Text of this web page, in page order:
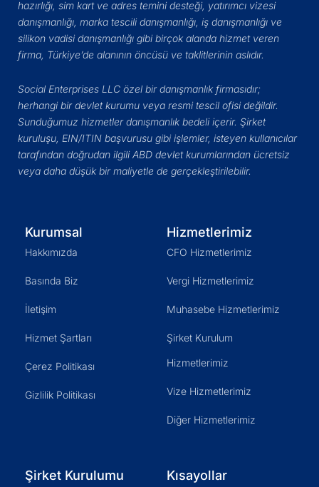
hazırlığı, sim kart ve adres temini desteği, yatırımcı vizesi
danışmanlığı, marka tescili danışmanlığı, iş danışmanlığı ve
silikon vadisi danışmanlığı gibi birçok alanda hizmet veren
firma, Türkiye’de alanının öncüsü ve taklitlerinin aslıdır.
Social Enterprises LLC özel bir danışmanlık firmasıdır;
herhangi bir devlet kurumu veya resmi tescil ofisi değildir.
Sunduğumuz hizmetler danışmanlık bedeli içerir. Şirket
kuruluşu, EIN/ITIN başvurusu gibi işlemler, isteyen kullanıcılar
tarafından doğrudan ilgili ABD devlet kurumlarından ücretsiz
veya daha düşük bir maliyetle de gerçekleştirilebilir.
Kurumsal
Hakkımızda
Basında Biz
İletişim
Hizmet Şartları
Çerez Politikası
Gizlilik Politikası
Hizmetlerimiz
CFO Hizmetlerimiz
Vergi Hizmetlerimiz
Muhasebe Hizmetlerimiz
Şirket Kurulum
Hizmetlerimiz
Vize Hizmetlerimiz
Diğer Hizmetlerimiz
Şirket Kurulumu Kısayollar